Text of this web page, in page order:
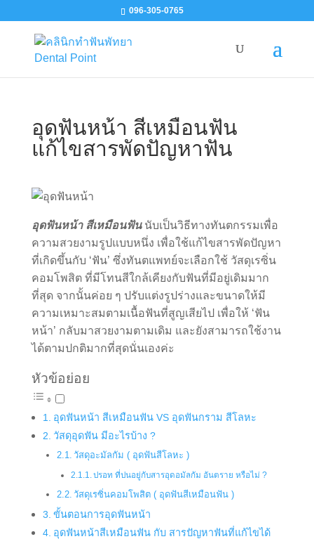
096-305-0765
อุดฟันหน้า สีเหมือนฟัน
แก้ไขสารพัดปัญหาฟัน
อุดฟันหน้า สีเหมือนฟัน นับเป็นวิธีทางทันตกรรมเพื่อ
ความสวยงามรูปแบบหนึ่ง เพื่อใช้แก้ไขสารพัดปัญหา
ที่เกิดขึ้นกับ ‘ฟัน’ ซึ่งทันตแพทย์จะเลือกใช้ วัสดุเรซิ่น
คอมโพสิต ที่มีโทนสีใกล้เคียงกับฟันที่มีอยู่เดิมมาก
ที่สุด จากนั้นค่อย ๆ ปรับแต่งรูปร่างและขนาดให้มี
ความเหมาะสมตามเนื้อฟันที่สูญเสียไป เพื่อให้ ‘ฟัน
หน้า’ กลับมาสวยงามตามเดิม และยังสามารถใช้งาน
ได้ตามปกติมากที่สุดนั่นเองค่ะ
หัวข้อย่อย
อุดฟันหน้า สีเหมือนฟัน VS อุดฟันกราม สีโลหะ
วัสดุอุดฟัน มีอะไรบ้าง ?
วัสดุอะมัลกัม ( อุดฟันสีโลหะ )
ปรอท ที่ปนอยู่กับสารอุดอมัลกัม อันตราย หรือไม่ ?
วัสดุเรซิ่นคอมโพสิต ( อุดฟันสีเหมือนฟัน )
ขั้นตอนการอุดฟันหน้า
อุดฟันหน้าสีเหมือนฟัน กับ สารปัญหาฟันที่แก้ไขได้